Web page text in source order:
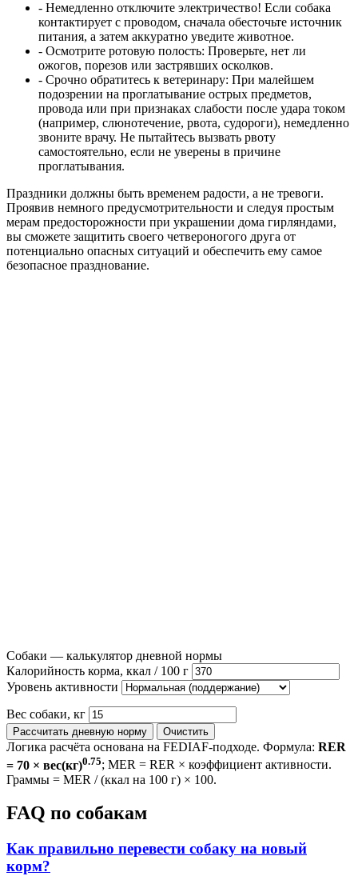
- Немедленно отключите электричество! Если собака
контактирует с проводом, сначала обесточьте источник
питания, а затем аккуратно уведите животное.
- Осмотрите ротовую полость: Проверьте, нет ли
ожогов, порезов или застрявших осколков.
- Срочно обратитесь к ветеринару: При малейшем
подозрении на проглатывание острых предметов,
провода или при признаках слабости после удара током
(например, слюнотечение, рвота, судороги), немедленно
звоните врачу. Не пытайтесь вызвать рвоту
самостоятельно, если не уверены в причине
проглатывания.
Праздники должны быть временем радости, а не тревоги.
Проявив немного предусмотрительности и следуя простым
мерам предосторожности при украшении дома гирляндами,
вы сможете защитить своего четвероногого друга от
потенциально опасных ситуаций и обеспечить ему самое
безопасное празднование.
Собаки — калькулятор дневной нормы
Калорийность корма, ккал / 100 г
Уровень активности
Вес собаки, кг
Рассчитать дневную норму Очистить
Логика расчёта основана на FEDIAF-подходе. Формула: RER
= 70 × вес(кг)0.75; MER = RER × коэффициент активности.
Граммы = MER / (ккал на 100 г) × 100.
FAQ по собакам
Как правильно перевести собаку на новый
корм?